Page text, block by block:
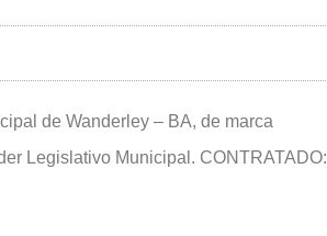
de Wanderley – BA, de marca
Legislativo Municipal. CONTRATADO: